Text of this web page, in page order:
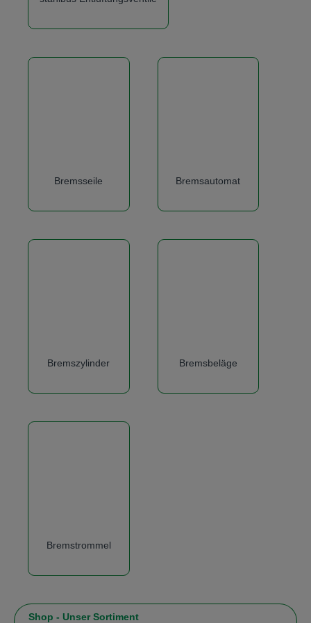
Shop - Unser Sortiment
Bremsseile Bremsautomat
Bremszylinder Bremsbeläge
Bremstrommel